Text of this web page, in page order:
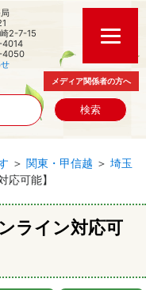
2-7-15
4050
メディア関係者の方へ
＞ 関東・甲信越 ＞ 埼玉
応可能】
ライン対応可